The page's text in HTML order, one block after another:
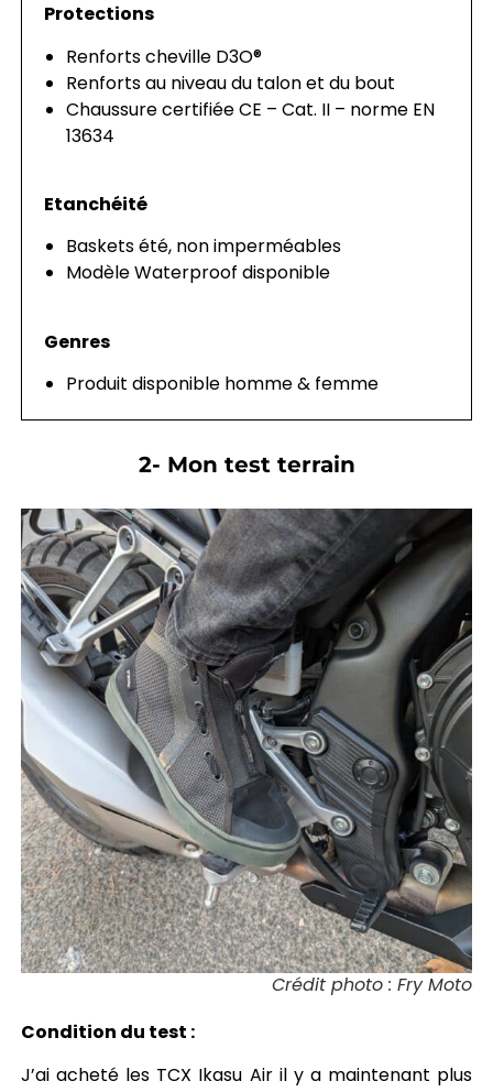
Protections
Renforts cheville D3O®
Renforts au niveau du talon et du bout
Chaussure certifiée CE – Cat. II – norme EN
13634
Etanchéité
Baskets été, non imperméables
Modèle Waterproof disponible
Genres
Produit disponible homme & femme
2- Mon test terrain
Crédit photo : Fry Moto
Condition du test :
J’ai acheté les TCX Ikasu Air il y a maintenant plus